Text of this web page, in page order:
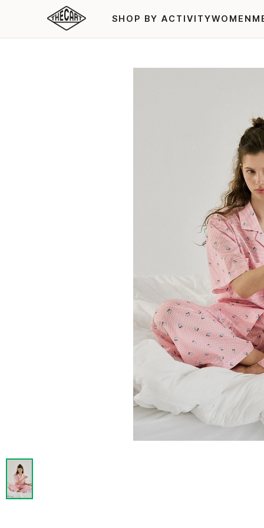
SHOP BY ACTIVITYWOMEN